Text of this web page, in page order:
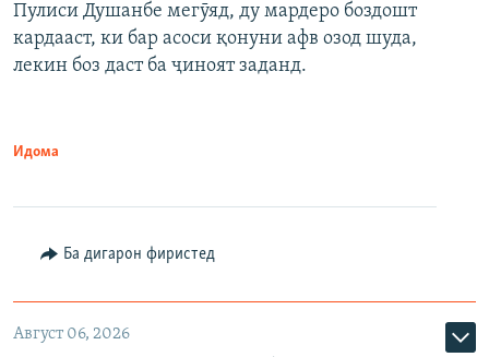
Пулиси Душанбе мегӯяд, ду мардеро боздошт
кардааст, ки бар асоси қонуни афв озод шуда,
лекин боз даст ба ҷиноят заданд.
Идома
Ба дигарон фиристед
Август 06, 2026